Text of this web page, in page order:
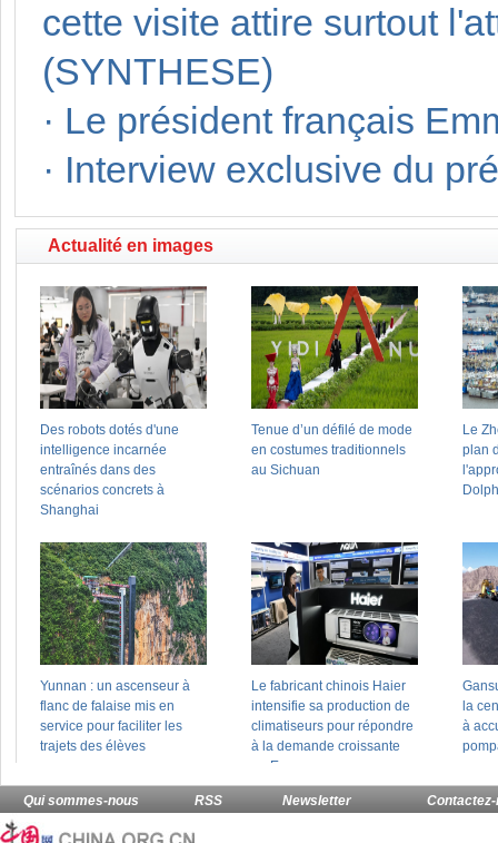
cette visite attire surtout
(SYNTHESE)
· Le président français
· Interview exclusive du